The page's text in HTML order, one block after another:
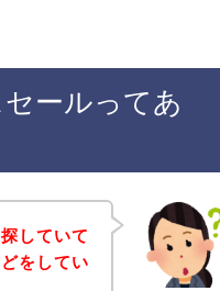
ールってあ
していて
をしてい